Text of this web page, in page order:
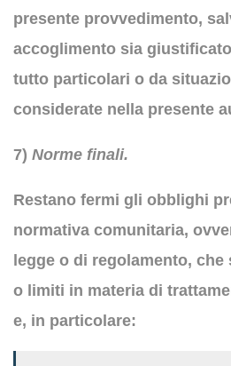
presente provvedimento,
accoglimento sia
tutto particolari o da
considerate nella presente
7) Norme finali.
Restano fermi gli obblighi
normativa comunitaria,
legge o di regolamento,
o limiti in materia di
e, in particolare: